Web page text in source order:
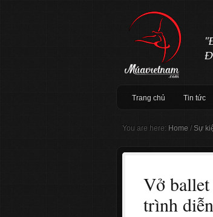
Trang chủ Tin tức
You are here: Home / Sự
Vở
trình